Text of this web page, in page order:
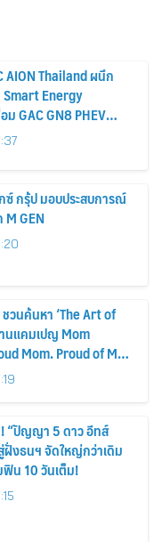
AION Thailand ผนึก
Energy
ม GAC GN8 PHEV
พรีเมียม เข้ากับ
ตย์ภายในบ้าน
ซ์ กรุ้ป มอบประสบการณ์
GEN
วนค้นหา ‘The Art of
นแคมเปญ Mom
Mom. Proud of My
“ปัญญา 5 ดาว อีทส์
ฝั่งธนฯ จัดใหญ่กว่าเดิม
น 10 วันเต็ม!